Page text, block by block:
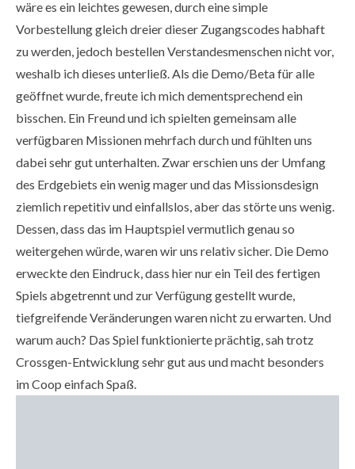
wäre es ein leichtes gewesen, durch eine simple
Vorbestellung gleich dreier dieser Zugangscodes habhaft
zu werden, jedoch bestellen Verstandesmenschen nicht vor,
weshalb ich dieses unterließ. Als die Demo/Beta für alle
geöffnet wurde, freute ich mich dementsprechend ein
bisschen. Ein Freund und ich spielten gemeinsam alle
verfügbaren Missionen mehrfach durch und fühlten uns
dabei sehr gut unterhalten. Zwar erschien uns der Umfang
des Erdgebiets ein wenig mager und das Missionsdesign
ziemlich repetitiv und einfallslos, aber das störte uns wenig.
Dessen, dass das im Hauptspiel vermutlich genau so
weitergehen würde, waren wir uns relativ sicher. Die Demo
erweckte den Eindruck, dass hier nur ein Teil des fertigen
Spiels abgetrennt und zur Verfügung gestellt wurde,
tiefgreifende Veränderungen waren nicht zu erwarten. Und
warum auch? Das Spiel funktionierte prächtig, sah trotz
Crossgen-Entwicklung sehr gut aus und macht besonders
im Coop einfach Spaß.